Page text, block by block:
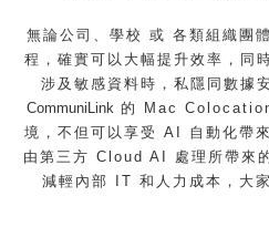
無論公司、學校 或 各類組織團
程，確實可以大幅提升效率，同
涉及敏感資料時，私隱同數據
CommuniLink的 Mac
境，不但可以享受 AI 自動化帶
由第三方 Cloud AI 處理所帶來
減輕內部 IT 和人力成本，大